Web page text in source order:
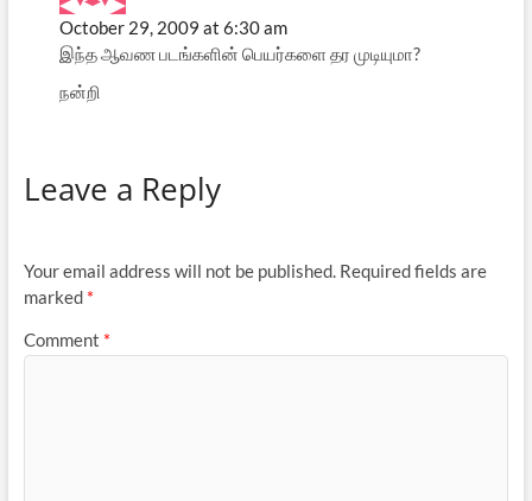
October 29, 2009 at 6:30 am
இந்த ஆவண படங்களின் பெயர்களை தர முடியுமா?
நன்றி
Leave a Reply
Your email address will not be published. Required fields are
marked *
Comment *